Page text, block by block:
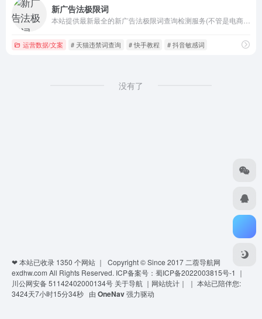
新广告法极限词
运营数据/文案 # 天猫违禁词查询 # 快手教程 # 抖音敏感词
没有了
❤ 本站已收录 1350 个网站 ｜ Copyright © Since 2017 二蓿导航网
exdhw.com All Rights Reserved. ICP备案号：蜀ICP备2022003815号-1 ｜
川公网安备 51142402000134号 关于导航 ｜ 网站统计 ｜ ｜ 本站已陪伴您:
3424天7小时15分34秒 由 OneNav强力驱动